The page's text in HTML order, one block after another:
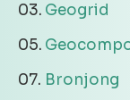
Geogrid
Bronjong